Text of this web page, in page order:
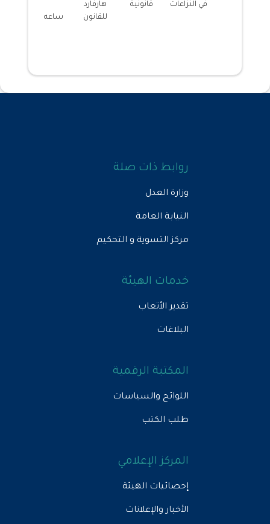
في النزاعات
قانونية
هارفارد
للقانون
ساعه
روابط ذات صلة
وزارة العدل
النيابة العامة
مركز التسوية و التحكيم
خدمات الهيئة
تقدير الأتعاب
البلاغات
المكتبة الرقمية
اللوائح والسياسات
طلب الكتب
المركز الإعلامي
إحصائيات الهيئة
الأخبار والإعلانات